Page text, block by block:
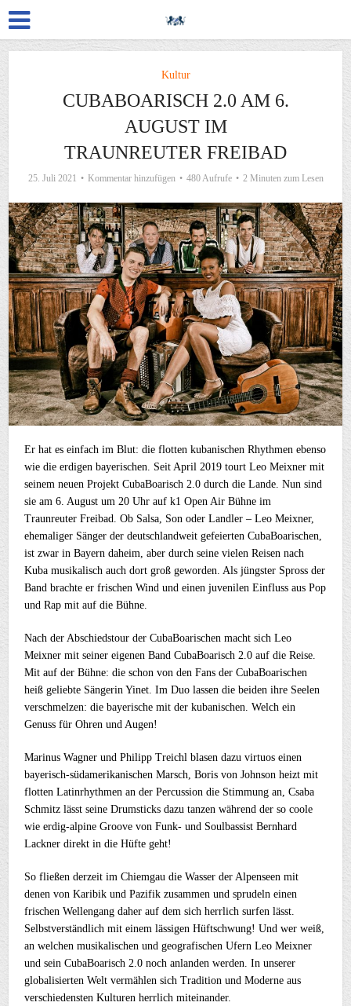
Kultur
CUBABOARISCH 2.0 AM 6.
AUGUST IM
TRAUNREUTER FREIBAD
25. Juli 2021 Kommentar hinzufügen 480 Aufrufe 2 Minuten zum Lesen
Er hat es einfach im Blut: die flotten kubanischen Rhythmen ebenso
wie die erdigen bayerischen. Seit April 2019 tourt Leo Meixner mit
seinem neuen Projekt CubaBoarisch 2.0 durch die Lande. Nun sind
sie am 6. August um 20 Uhr auf k1 Open Air Bühne im
Traunreuter Freibad. Ob Salsa, Son oder Landler – Leo Meixner,
ehemaliger Sänger der deutschlandweit gefeierten CubaBoarischen,
ist zwar in Bayern daheim, aber durch seine vielen Reisen nach
Kuba musikalisch auch dort groß geworden. Als jüngster Spross der
Band brachte er frischen Wind und einen juvenilen Einfluss aus Pop
und Rap mit auf die Bühne.
Nach der Abschiedstour der CubaBoarischen macht sich Leo
Meixner mit seiner eigenen Band CubaBoarisch 2.0 auf die Reise.
Mit auf der Bühne: die schon von den Fans der CubaBoarischen
heiß geliebte Sängerin Yinet. Im Duo lassen die beiden ihre Seelen
verschmelzen: die bayerische mit der kubanischen. Welch ein
Genuss für Ohren und Augen!
Marinus Wagner und Philipp Treichl blasen dazu virtuos einen
bayerisch-südamerikanischen Marsch, Boris von Johnson heizt mit
flotten Latinrhythmen an der Percussion die Stimmung an, Csaba
Schmitz lässt seine Drumsticks dazu tanzen während der so coole
wie erdig-alpine Groove von Funk- und Soulbassist Bernhard
Lackner direkt in die Hüfte geht!
So fließen derzeit im Chiemgau die Wasser der Alpenseen mit
denen von Karibik und Pazifik zusammen und sprudeln einen
frischen Wellengang daher auf dem sich herrlich surfen lässt.
Selbstverständlich mit einem lässigen Hüftschwung! Und wer weiß,
an welchen musikalischen und geografischen Ufern Leo Meixner
und sein CubaBoarisch 2.0 noch anlanden werden. In unserer
globalisierten Welt vermählen sich Tradition und Moderne aus
verschiedensten Kulturen herrlich miteinander.